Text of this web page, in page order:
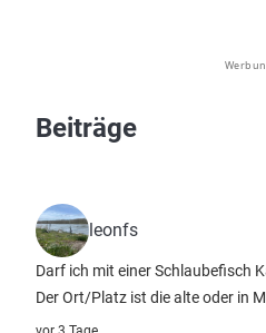
Beiträge
leonfs
Darf ich mit einer Schlaubefisch
Der Ort/Platz ist die alte oder in